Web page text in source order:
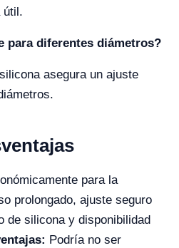
útil.
para diferentes diámetros?
asegura un ajuste
para la
prolongado, ajuste seguro
de silicona y disponibilidad
Podría no ser